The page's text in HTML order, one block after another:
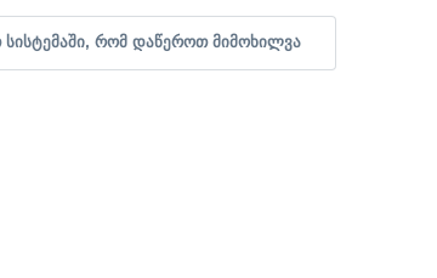
ᲠᲝᲛ ᲓᲐᲬᲔᲠᲝᲗ ᲛᲘᲛᲝᲮᲘᲚᲕᲐ